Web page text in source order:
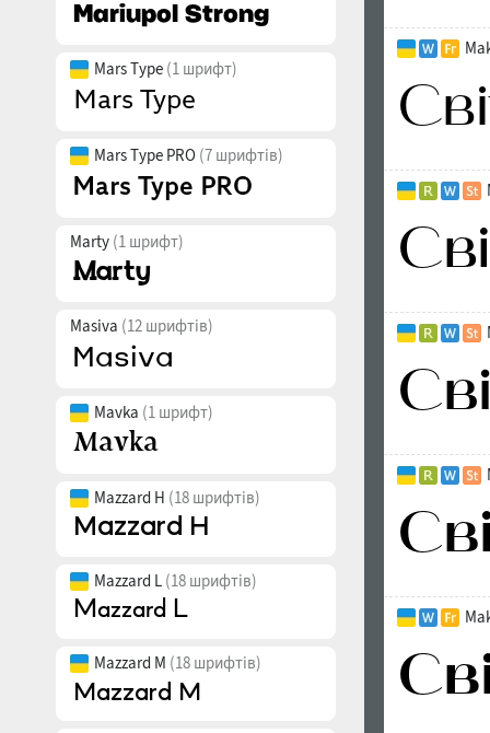
Mars Type (1 шрифт)
Mars Type PRO (7 шрифтів)
Marty (1 шрифт)
Masiva (12 шрифтів)
Mavka (1 шрифт)
Mazzard H (18 шрифтів)
Mazzard L (18 шрифтів)
Mazzard M (18 шрифтів)